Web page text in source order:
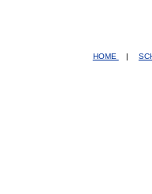
HOME |